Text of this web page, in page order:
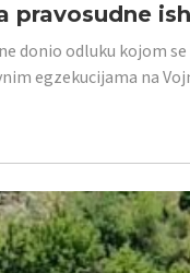
pravosudne
donio odluku kojom
egzekucijama na